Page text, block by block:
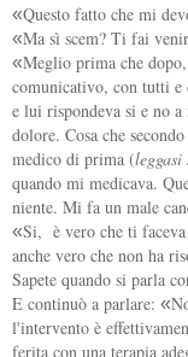
«Questo fatto che mi
«Ma sì scem? Ti fai
«Meglio prima che
comunicativo, con tutti
e lui rispondeva si e no
dolore. Cosa che
medico di prima (leggasi
quando mi medicava.
niente. Mi fa un male
«Si, è vero che ti
anche vero che non ha
Sapete quando si parla
E continuò a parlare: «
l'intervento è
ferita con una terapia